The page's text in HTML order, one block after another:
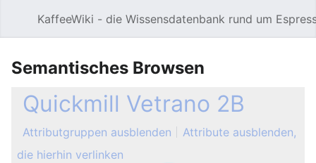
KaffeeWiki - die Wissensdatenbank rund um
Semantisches Browsen
Quickmill Vetrano 2B
Attributgruppen ausblenden
Attribute ausblenden,
die hierhin verlinken